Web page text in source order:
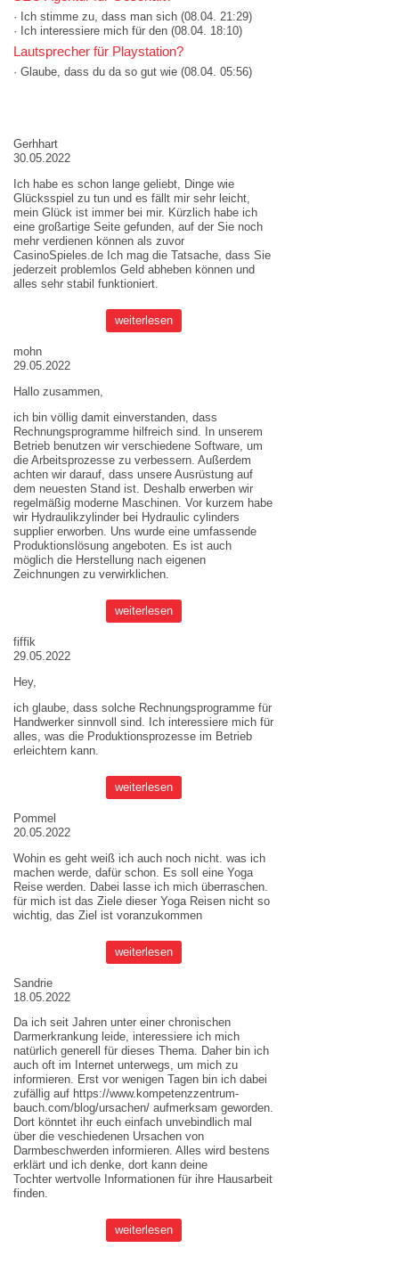
· Ich stimme zu, dass man sich (08.04. 21:29)
· Ich interessiere mich für den (08.04. 18:10)
Lautsprecher für Playstation?
· Glaube, dass du da so gut wie (08.04. 05:56)
Gerhhart
30.05.2022
Ich habe es schon lange geliebt, Dinge wie
Glücksspiel zu tun und es fällt mir sehr leicht,
mein Glück ist immer bei mir. Kürzlich habe ich
eine großartige Seite gefunden, auf der Sie noch
mehr verdienen können als zuvor
CasinoSpieles.de Ich mag die Tatsache, dass Sie
jederzeit problemlos Geld abheben können und
alles sehr stabil funktioniert.
weiterlesen
mohn
29.05.2022
Hallo zusammen,
ich bin völlig damit einverstanden, dass
Rechnungsprogramme hilfreich sind. In unserem
Betrieb benutzen wir verschiedene Software, um
die Arbeitsprozesse zu verbessern. Außerdem
achten wir darauf, dass unsere Ausrüstung auf
dem neuesten Stand ist. Deshalb erwerben wir
regelmäßig moderne Maschinen. Vor kurzem habe
wir Hydraulikzylinder bei Hydraulic cylinders
supplier erworben. Uns wurde eine umfassende
Produktionslösung angeboten. Es ist auch
möglich die Herstellung nach eigenen
Zeichnungen zu verwirklichen.
weiterlesen
fiffik
29.05.2022
Hey,
ich glaube, dass solche Rechnungsprogramme für
Handwerker sinnvoll sind. Ich interessiere mich für
alles, was die Produktionsprozesse im Betrieb
erleichtern kann.
weiterlesen
Pommel
20.05.2022
Wohin es geht weiß ich auch noch nicht. was ich
machen werde, dafür schon. Es soll eine Yoga
Reise werden. Dabei lasse ich mich überraschen.
für mich ist das Ziele dieser Yoga Reisen nicht so
wichtig, das Ziel ist voranzukommen
weiterlesen
Sandrie
18.05.2022
Da ich seit Jahren unter einer chronischen
Darmerkrankung leide, interessiere ich mich
natürlich generell für dieses Thema. Daher bin ich
auch oft im Internet unterwegs, um mich zu
informieren. Erst vor wenigen Tagen bin ich dabei
zufällig auf https://www.kompetenzzentrum-
bauch.com/blog/ursachen/ aufmerksam geworden.
Dort könntet ihr euch einfach unvebindlich mal
über die veschiedenen Ursachen von
Darmbeschwerden informieren. Alles wird bestens
erklärt und ich denke, dort kann deine
Tochter wertvolle Informationen für ihre Hausarbeit
finden.
weiterlesen